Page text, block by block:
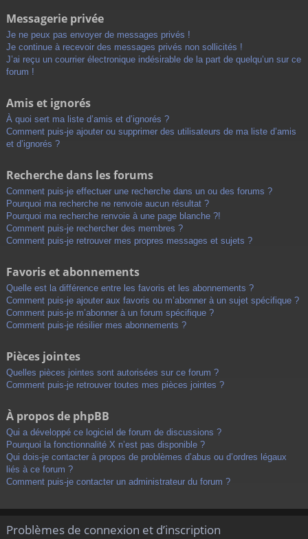
Messagerie privée
Je ne peux pas envoyer de messages privés !
Je continue à recevoir des messages privés non sollicités !
J’ai reçu un courrier électronique indésirable de la part de quelqu’un sur ce
forum !
Amis et ignorés
À quoi sert ma liste d’amis et d’ignorés ?
Comment puis-je ajouter ou supprimer des utilisateurs de ma liste d’amis
et d’ignorés ?
Recherche dans les forums
Comment puis-je effectuer une recherche dans un ou des forums ?
Pourquoi ma recherche ne renvoie aucun résultat ?
Pourquoi ma recherche renvoie à une page blanche ?!
Comment puis-je rechercher des membres ?
Comment puis-je retrouver mes propres messages et sujets ?
Favoris et abonnements
Quelle est la différence entre les favoris et les abonnements ?
Comment puis-je ajouter aux favoris ou m’abonner à un sujet spécifique ?
Comment puis-je m’abonner à un forum spécifique ?
Comment puis-je résilier mes abonnements ?
Pièces jointes
Quelles pièces jointes sont autorisées sur ce forum ?
Comment puis-je retrouver toutes mes pièces jointes ?
À propos de phpBB
Qui a développé ce logiciel de forum de discussions ?
Pourquoi la fonctionnalité X n’est pas disponible ?
Qui dois-je contacter à propos de problèmes d’abus ou d’ordres légaux
liés à ce forum ?
Comment puis-je contacter un administrateur du forum ?
Problèmes de connexion et d’inscription